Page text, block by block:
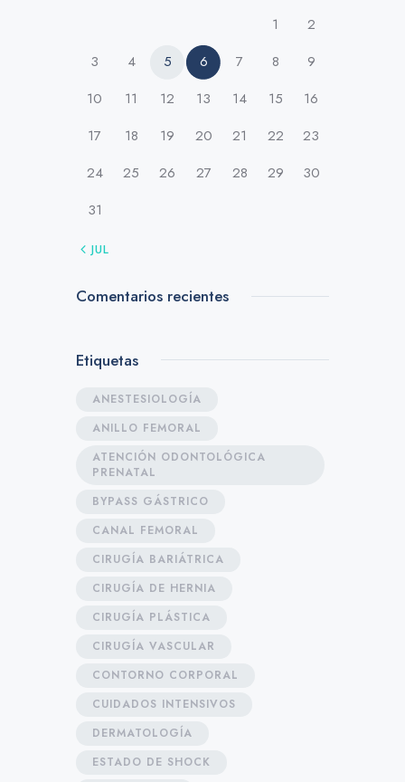
1
2
3
4 5 6 7 8
9
10
11 12 13 14 15
16
17
18 19 20 21 22
23
24
25 26 27 28 29
30
31
« JUL
Comentarios recientes
Etiquetas
ANESTESIOLOGÍA
ANILLO FEMORAL
ATENCIÓN ODONTOLÓGICA
PRENATAL
BYPASS GÁSTRICO
CANAL FEMORAL
CIRUGÍA BARIÁTRICA
CIRUGÍA DE HERNIA
CIRUGÍA PLÁSTICA
CIRUGÍA VASCULAR
CONTORNO CORPORAL
CUIDADOS INTENSIVOS
DERMATOLOGÍA
ESTADO DE SHOCK